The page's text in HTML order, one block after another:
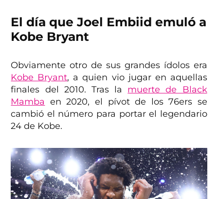
El día que Joel Embiid emuló a
Kobe Bryant
Obviamente otro de sus grandes ídolos era
Kobe Bryant, a quien vio jugar en aquellas
finales del 2010. Tras la muerte de Black
Mamba en 2020, el pívot de los 76ers se
cambió el número para portar el legendario
24 de Kobe.